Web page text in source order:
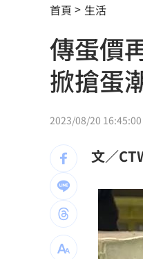
車是我的
24歲存款
這大廠產
埃及知名
桃園聯
新／
勞動部
首頁 生活
傳蛋價
掀搶蛋
2023/08/20 16:45:00
文／